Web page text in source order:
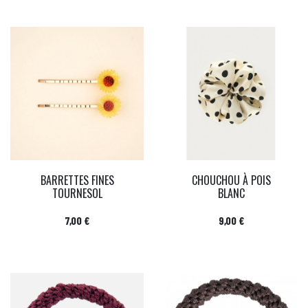
BARRETTES FINES
TOURNESOL
Prix
7,00 €
CHOUCHOU À POIS
BLANC
Prix
9,00 €